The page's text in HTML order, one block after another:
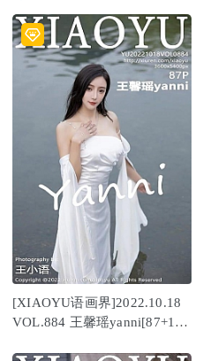
[XIAOYU语画界]2022.10.18
VOL.884 王馨瑶yanni[87+1P